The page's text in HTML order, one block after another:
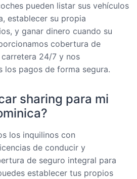
pueden listar sus vehículos
establecer su propia
y ganar dinero cuando su
cobertura de
24/7 y nos
los pagos de forma segura.
sharing para mi
los inquilinos con
de conducir y
de seguro integral para
establecer tus propios